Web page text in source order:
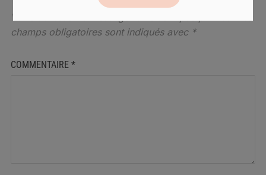
Votre adresse de messagerie ne sera pas publiée.
champs obligatoires sont indiqués avec *
COMMENTAIRE *